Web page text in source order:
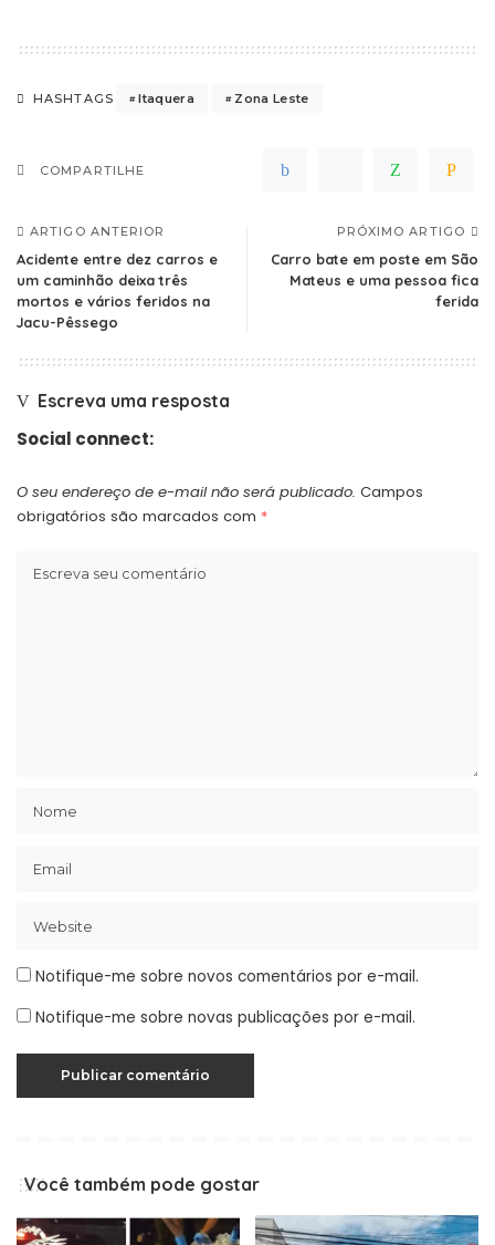
HASHTAGS Itaquera Zona Leste
COMPARTILHE
ARTIGO ANTERIOR
Acidente entre dez carros e
um caminhão deixa três
mortos e vários feridos na
Jacu-Pêssego
PRÓXIMO ARTIGO
Carro bate em poste em São
Mateus e uma pessoa fica
ferida
Escreva uma resposta
Social connect:
O seu endereço de e-mail não será publicado. Campos
obrigatórios são marcados com *
Notifique-me sobre novos comentários por e-mail.
Notifique-me sobre novas publicações por e-mail.
Você também pode gostar